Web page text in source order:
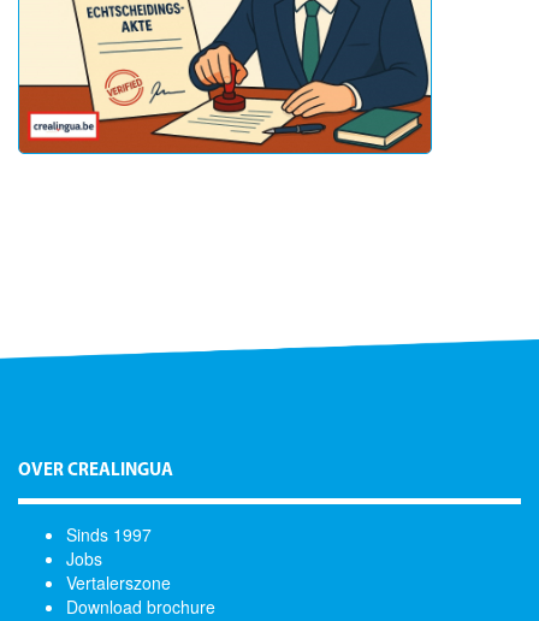
OVER CREALINGUA
Sinds 1997
Jobs
Vertalerszone
Download brochure